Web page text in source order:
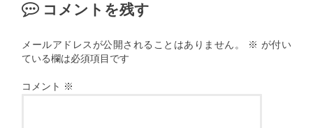
コメントを残す
メールアドレスが公開されることはありません。 ※ が付い
ている欄は必須項目です
コメント ※